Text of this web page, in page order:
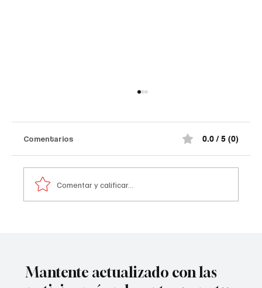
Comentarios 0.0 / 5 (0)
Comentar y calificar...
Mantente actualizado con las